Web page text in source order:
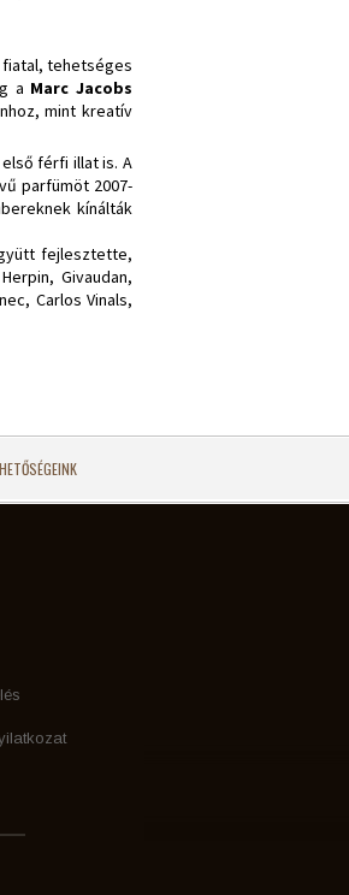
fiatal, tehetséges
a Marc Jacobs
mint kreatív
férfi illat is. A
parfümöt 2007-
kínálták
fejlesztette,
Givaudan,
Carlos Vinals,